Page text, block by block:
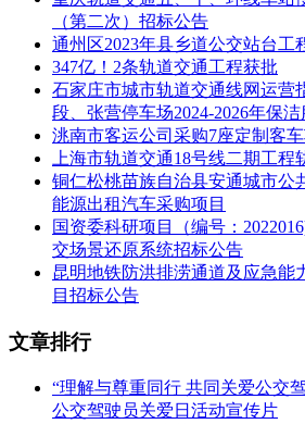
合同履行期限：成交人应在接到采购
到采购人指定供货地点
本项目( 不接受 )联合体投标。
二、申请人的资格要求：
1.满足《中华人民共和国政府采购法
2.落实政府采购政策需满足的资格要求
3.本项目的特定资格要求：无
三、获取采购文件
时间：2022年09月28日 至 2022年10
11:30，下午15:00至17:00。(北京时间
（第二次）招标公告
通州区2023年县乡道公交站台工
347亿！2条轨道交通工程获批
石家庄市城市轨道交通线网运营
段、张营停车场2024-2026年保
洮南市客运公司采购7座定制客车
上海市轨道交通18号线二期工程
铜仁松桃苗族自治县安通城市公
能源出租汽车采购项目
国资委科研项目（编号：
交场景还原系统招标公告
昆明地铁防洪排涝通道及应急能
目招标公告
文章排行
“理解与尊重同行 共同关爱公交
公交驾驶员关爱日活动宣传片